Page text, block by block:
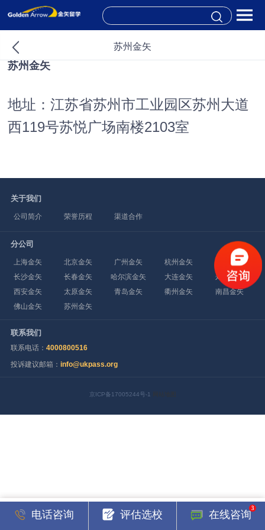
苏州金矢
苏州金矢
地址：江苏省苏州市工业园区苏州大道
西119号苏悦广场南楼2103室
关于我们
公司简介 荣誉历程 渠道合作
分公司
上海金矢 北京金矢 广州金矢 杭州金矢
武汉金矢
长沙金矢
长春金矢 哈尔滨金矢 大连金矢
郑州金矢
西安金矢
太原金矢 青岛金矢 衢州金矢
南昌金矢
佛山金矢
苏州金矢
联系我们
联系电话： 4000800516
投诉建议邮箱： info@ukpass.org
京ICP备17005244号-1 网站地图
电话咨询 评估选校 在线咨询